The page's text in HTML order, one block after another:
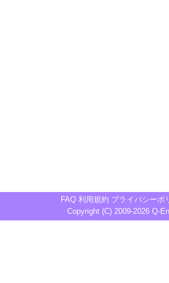
FAQ 利用規約 プライバシーポ
Copyright (C) 2009-2026 Q-